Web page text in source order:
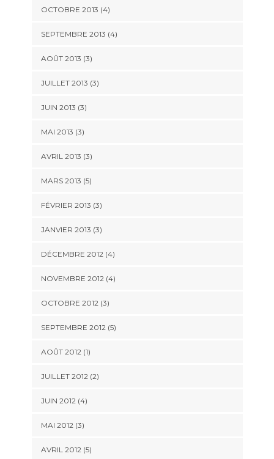
OCTOBRE 2013 (4)
SEPTEMBRE 2013 (4)
AOÛT 2013 (3)
JUILLET 2013 (3)
JUIN 2013 (3)
MAI 2013 (3)
AVRIL 2013 (3)
MARS 2013 (5)
FÉVRIER 2013 (3)
JANVIER 2013 (3)
DÉCEMBRE 2012(4)
NOVEMBRE 2012(4)
OCTOBRE 2012(3)
SEPTEMBRE 2012(5)
AOÛT 2012(1)
JUILLET 2012(2)
JUIN 2012(4)
MAI 2012(3)
AVRIL 2012(5)